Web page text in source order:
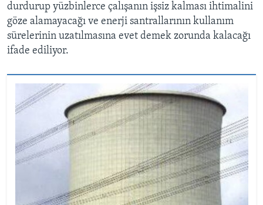
durdurup yüzbinlerce çalışanın işsiz kalması ihtimalini
göze alamayacağı ve enerji santrallarının kullanım
sürelerinin uzatılmasına evet demek zorunda kalacağı
ifade ediliyor.